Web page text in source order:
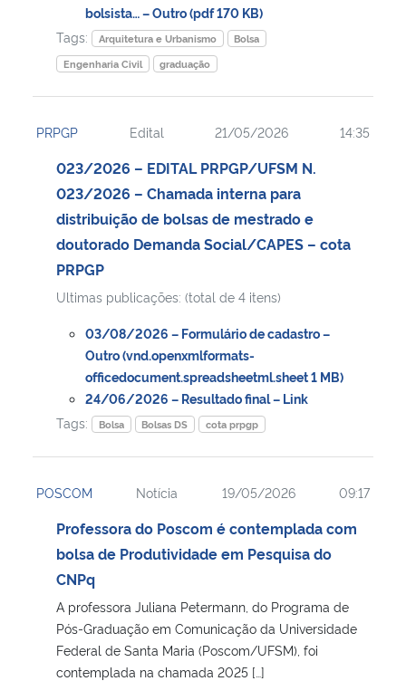
bolsista… – Outro (pdf 170 KB)
Tags:
Arquitetura e Urbanismo
Bolsa
Engenharia Civil
graduação
PRPGP Edital 21/05/2026 14:35
023/2026 – EDITAL PRPGP/UFSM N.
023/2026 – Chamada interna para
distribuição de bolsas de mestrado e
doutorado Demanda Social/CAPES – cota
PRPGP
Ultimas publicações: (total de 4 itens)
03/08/2026 – Formulário de cadastro –
Outro (vnd.openxmlformats-
officedocument.spreadsheetml.sheet 1 MB)
24/06/2026 – Resultado final – Link
Tags:
Bolsa Bolsas DS cota prpgp
POSCOM Notícia 19/05/2026 09:17
Professora do Poscom é contemplada com
bolsa de Produtividade em Pesquisa do
CNPq
A professora Juliana Petermann, do Programa de
Pós-Graduação em Comunicação da Universidade
Federal de Santa Maria (Poscom/UFSM), foi
contemplada na chamada 2025 […]